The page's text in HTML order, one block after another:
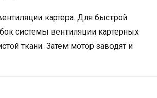
картера. Для быстрой
системы вентиляции картерных
ткани. Затем мотор заводят и